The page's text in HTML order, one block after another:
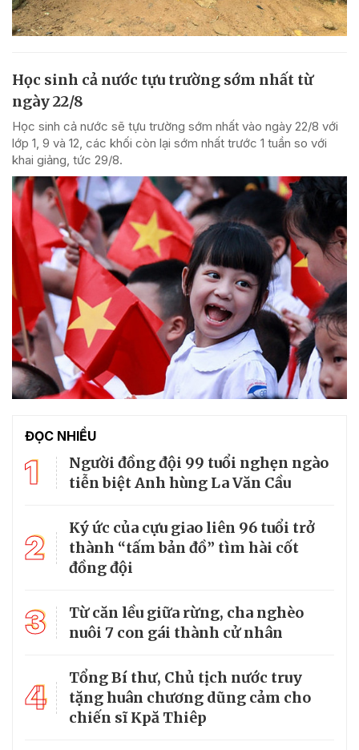
Học sinh cả nước tựu trường sớm nhất từ
ngày 22/8
Học sinh cả nước sẽ tựu trường sớm nhất vào ngày 22/8 với
lớp 1, 9 và 12, các khối còn lại sớm nhất trước 1 tuần so với
khai giảng, tức 29/8.
ĐỌC NHIỀU
1
Người đồng đội 99 tuổi nghẹn ngào
tiễn biệt Anh hùng La Văn Cầu
2
Ký ức của cựu giao liên 96 tuổi trở
thành “tấm bản đồ” tìm hài cốt
đồng đội
3
Từ căn lều giữa rừng, cha nghèo
nuôi 7 con gái thành cử nhân
4
Tổng Bí thư, Chủ tịch nước truy
tặng huân chương dũng cảm cho
chiến sĩ Kpă Thiêp